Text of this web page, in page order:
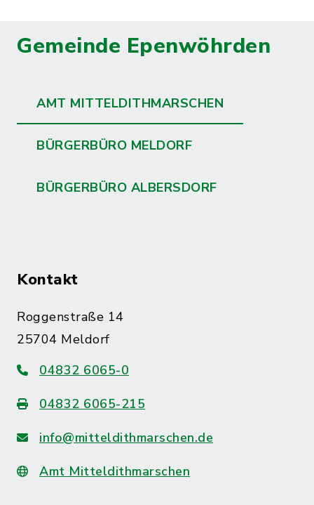
Gemeinde Epenwöhrden
AMT MITTELDITHMARSCHEN
BÜRGERBÜRO MELDORF
BÜRGERBÜRO ALBERSDORF
Kontakt
Roggenstraße 14
25704 Meldorf
04832 6065-0
04832 6065-215
info@mitteldithmarschen.de
Amt Mitteldithmarschen